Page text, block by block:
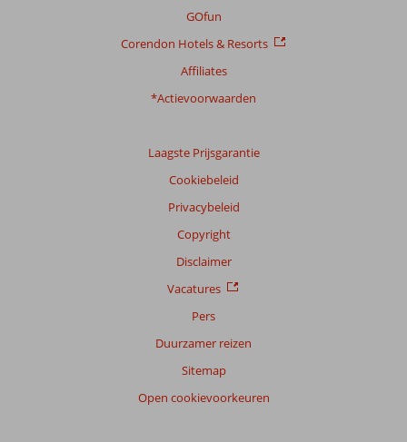
GOfun
Corendon Hotels & Resorts
Affiliates
*Actievoorwaarden
Laagste Prijsgarantie
Cookiebeleid
Privacybeleid
Copyright
Disclaimer
Vacatures
Pers
Duurzamer reizen
Sitemap
Open cookievoorkeuren